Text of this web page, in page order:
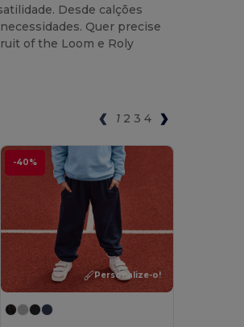
Desde calções
Quer precise
of the Loom e Roly
1 2 3 4
-40%
Personalize-o!